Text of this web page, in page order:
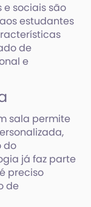
e sociais são
estudantes
de
e
sala permite
do
já faz parte
preciso
de